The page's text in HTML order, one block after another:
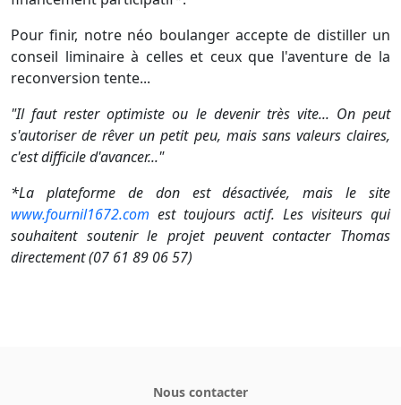
Pour finir, notre néo boulanger accepte de distiller un
conseil liminaire à celles et ceux que l'aventure de la
reconversion tente...
"Il faut rester optimiste ou le devenir très vite... On peut
s'autoriser de rêver un petit peu, mais sans valeurs claires,
c'est difficile d'avancer..."
*La plateforme de don est désactivée, mais
le site
www.fournil1672.com est toujours actif. Les visiteurs qui
souhaitent soutenir le projet peuvent contacter Thomas
directement (07 61 89 06 57)
Nous contacter